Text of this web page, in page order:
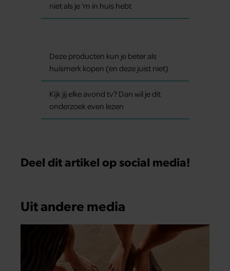
niet als je ‘m in huis hebt
Deze producten kun je beter als
huismerk kopen (en deze juist niet)
Kijk jij elke avond tv? Dan wil je dit
onderzoek even lezen
Deel dit artikel op social media!
Uit andere media